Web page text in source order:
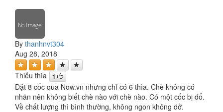
By thanhnvt304
Aug 28, 2018
Thiếu thìa 1
Đặt 8 cốc qua Now.vn nhưng chỉ có 6 thìa. Chè không có
nhãn nên không biết chè nào với chè nào. Có một cốc bị đổ.
Về chất lượng thì bình thường, không ngon không dở.